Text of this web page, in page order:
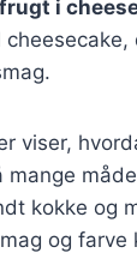
i
cheesecake,
viser,
mange
kokke og
og